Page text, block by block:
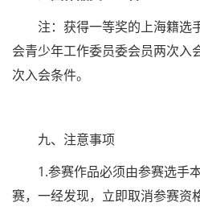
注：获得一等奖的上海籍选
会青少年工作委员委会员两次入
次入会条件。
九、注意事项
1.参赛作品必须由参赛选手
赛，一经发现，立即取消参赛资